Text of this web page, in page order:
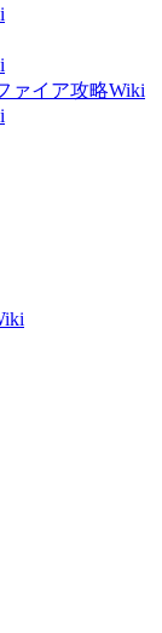
ァイア攻略Wiki